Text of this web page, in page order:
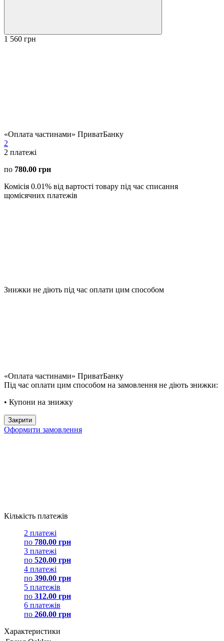
1 560 грн
«Оплата частинами» ПриватБанку
2
2 платежі
по 780.00 грн
Комісія 0.01% від вартості товару під час списання
щомісячних платежів
Знижки не діють під час оплати цим способом
«Оплата частинами» ПриватБанку
Під час оплати цим способом на замовлення не діють знижки:
• Купони на знижку
Закрити
Оформити замовлення
Кількість платежів
2 платежі
по 780.00 грн
3 платежі
по 520.00 грн
4 платежі
по 390.00 грн
5 платежів
по 312.00 грн
6 платежів
по 260.00 грн
Характеристики